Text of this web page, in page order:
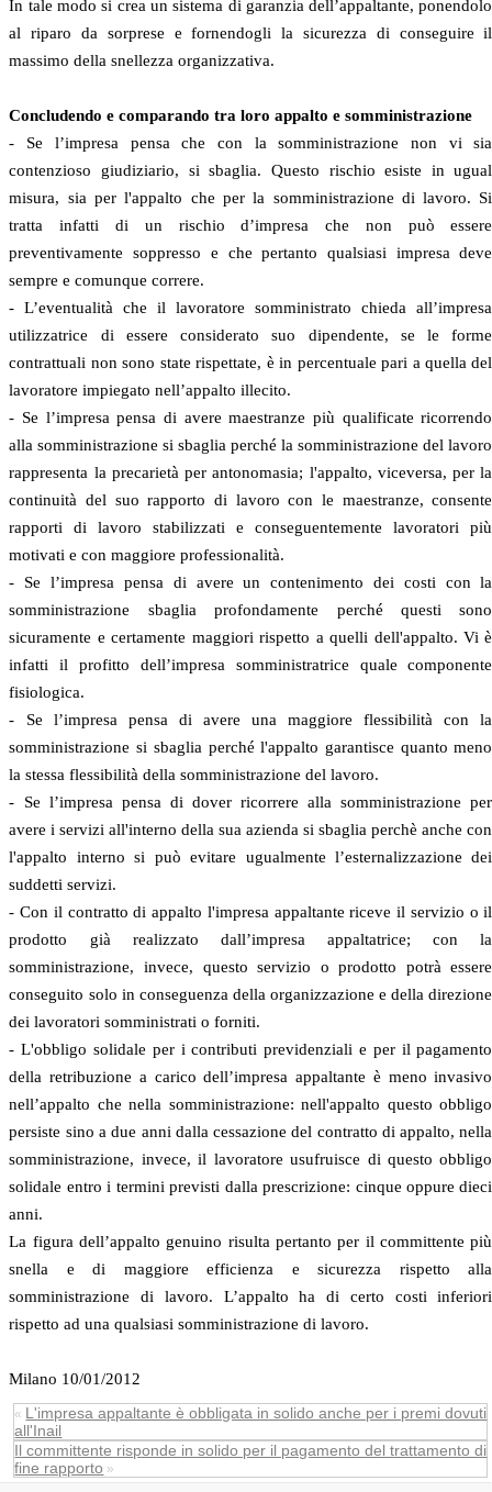
In tale modo si crea un sistema di garanzia dell’appaltante, ponendolo
al riparo da sorprese e fornendogli la sicurezza di conseguire il
massimo della snellezza organizzativa.
Concludendo e comparando tra loro appalto e somministrazione
- Se l’impresa pensa che con la somministrazione non vi sia
contenzioso giudiziario, si sbaglia. Questo rischio esiste in ugual
misura, sia per l'appalto che per la somministrazione di lavoro. Si
tratta infatti di un rischio d’impresa che non può essere
preventivamente soppresso e che pertanto qualsiasi impresa deve
sempre e comunque correre.
- L’eventualità che il lavoratore somministrato chieda all’impresa
utilizzatrice di essere considerato suo dipendente, se le forme
contrattuali non sono state rispettate, è in percentuale pari a quella del
lavoratore impiegato nell’appalto illecito.
- Se l’impresa pensa di avere maestranze più qualificate ricorrendo
alla somministrazione si sbaglia perché la somministrazione del lavoro
rappresenta la precarietà per antonomasia; l'appalto, viceversa, per la
continuità del suo rapporto di lavoro con le maestranze, consente
rapporti di lavoro stabilizzati e conseguentemente lavoratori più
motivati e con maggiore professionalità.
- Se l’impresa pensa di avere un contenimento dei costi con la
somministrazione sbaglia profondamente perché questi sono
sicuramente e certamente maggiori rispetto a quelli dell'appalto. Vi è
infatti il profitto dell’impresa somministratrice quale componente
fisiologica.
- Se l’impresa pensa di avere una maggiore flessibilità con la
somministrazione si sbaglia perché l'appalto garantisce quanto meno
la stessa flessibilità della somministrazione del lavoro.
- Se l’impresa pensa di dover ricorrere alla somministrazione per
avere i servizi all'interno della sua azienda si sbaglia perchè anche con
l'appalto interno si può evitare ugualmente l’esternalizzazione dei
suddetti servizi.
- Con il contratto di appalto l'impresa appaltante riceve il servizio o il
prodotto già realizzato dall’impresa appaltatrice; con la
somministrazione, invece, questo servizio o prodotto potrà essere
conseguito solo in conseguenza della organizzazione e della direzione
dei lavoratori somministrati o forniti.
- L'obbligo solidale per i contributi previdenziali e per il pagamento
della retribuzione a carico dell’impresa appaltante è meno invasivo
nell’appalto che nella somministrazione: nell'appalto questo obbligo
persiste sino a due anni dalla cessazione del contratto di appalto, nella
somministrazione, invece, il lavoratore usufruisce di questo obbligo
solidale entro i termini previsti dalla prescrizione: cinque oppure dieci
anni.
La figura dell’appalto genuino risulta pertanto per il committente più
snella e di maggiore efficienza e sicurezza rispetto alla
somministrazione di lavoro. L’appalto ha di certo costi inferiori
rispetto ad una qualsiasi somministrazione di lavoro.
Milano 10/01/2012
« L'impresa appaltante è obbligata in solido anche per i premi dovuti
all'Inail
Il committente risponde in solido per il pagamento del trattamento di
fine rapporto »